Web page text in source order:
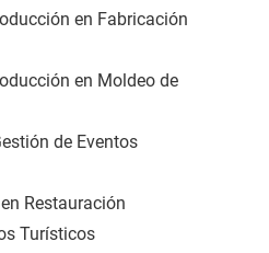
en Fabricación
en Moldeo de
de Eventos
Restauración
Turísticos